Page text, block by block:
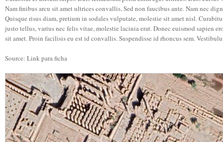
Nam finibus arcu sit amet ultrices convallis. Sed non faucibus ante. Nam nec
Quisque risus diam, pretium in sodales vulputate, molestie sit amet nisl.
justo tellus, varius nec felis vitae, molestie lacinia erat. Donec euismod sapien
sit amet. Proin facilisis eu est id convallis. Suspendisse id rhoncus sem.
Source: Link para ficha